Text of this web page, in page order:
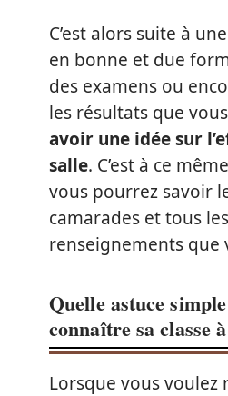
C’est alors suite à
en bonne et due
des examens ou
les résultats que
avoir une idée sur
salle. C’est à ce
vous pourrez savoir
camarades et tous les
renseignements que
Quelle astuce
connaître sa classe
Lorsque vous voulez